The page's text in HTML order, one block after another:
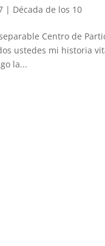
| Década de los 10
Centro de
ustedes mi historia
la...